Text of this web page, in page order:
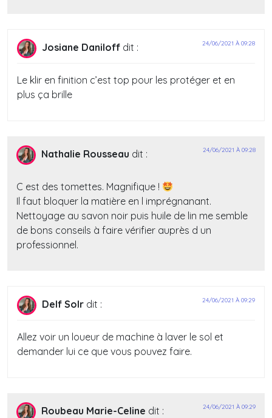
Josiane Daniloff dit : 24/06/2021 À 09:28
Le klir en finition c’est top pour les protéger et en
plus ça brille
Nathalie Rousseau dit : 24/06/2021 À 09:28
C est des tomettes. Magnifique !
Il faut bloquer la matière en l imprégnanant.
Nettoyage au savon noir puis huile de lin me semble
de bons conseils à faire vérifier auprès d un
professionnel.
Delf Solr dit : 24/06/2021 À 09:29
Allez voir un loueur de machine à laver le sol et
demander lui ce que vous pouvez faire.
Roubeau Marie-Celine dit : 24/06/2021 À 09:29